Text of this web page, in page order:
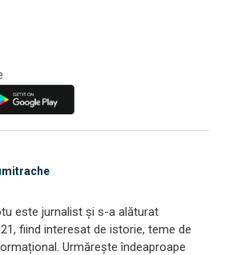
este jurnalist și s-a alăturat
fiind interesat de istorie, teme de
Urmărește îndeaproape